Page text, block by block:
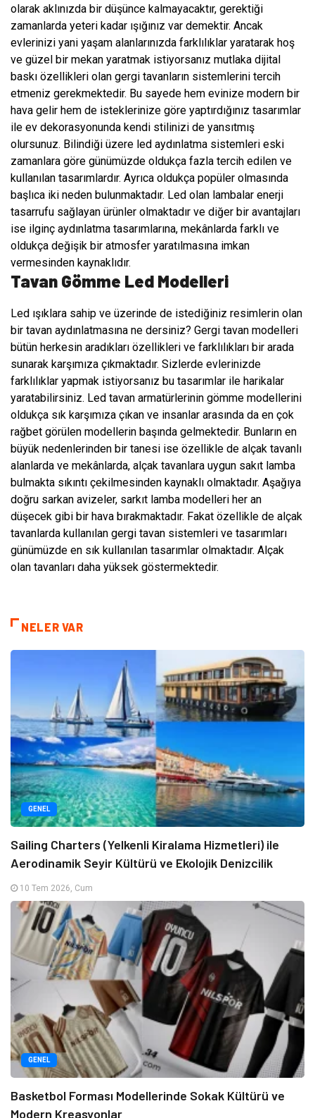
olarak aklınızda bir düşünce kalmayacaktır, gerektiği
zamanlarda yeteri kadar ışığınız var demektir. Ancak
evlerinizi yani yaşam alanlarınızda farklılıklar yaratarak hoş
ve güzel bir mekan yaratmak istiyorsanız mutlaka dijital
baskı özellikleri olan gergi tavanların sistemlerini tercih
etmeniz gerekmektedir. Bu sayede hem evinize modern bir
hava gelir hem de isteklerinize göre yaptırdığınız tasarımlar
ile ev dekorasyonunda kendi stilinizi de yansıtmış
olursunuz. Bilindiği üzere led aydınlatma sistemleri eski
zamanlara göre günümüzde oldukça fazla tercih edilen ve
kullanılan tasarımlardır. Ayrıca oldukça popüler olmasında
başlıca iki neden bulunmaktadır. Led olan lambalar enerji
tasarrufu sağlayan ürünler olmaktadır ve diğer bir avantajları
ise ilginç aydınlatma tasarımlarına, mekânlarda farklı ve
oldukça değişik bir atmosfer yaratılmasına imkan
vermesinden kaynaklıdır.
Tavan Gömme Led Modelleri
Led ışıklara sahip ve üzerinde de istediğiniz resimlerin olan
bir tavan aydınlatmasına ne dersiniz? Gergi tavan modelleri
bütün herkesin aradıkları özellikleri ve farklılıkları bir arada
sunarak karşımıza çıkmaktadır. Sizlerde evlerinizde
farklılıklar yapmak istiyorsanız bu tasarımlar ile harikalar
yaratabilirsiniz. Led tavan armatürlerinin gömme modellerini
oldukça sık karşımıza çıkan ve insanlar arasında da en çok
rağbet görülen modellerin başında gelmektedir. Bunların en
büyük nedenlerinden bir tanesi ise özellikle de alçak tavanlı
alanlarda ve mekânlarda, alçak tavanlara uygun sakıt lamba
bulmakta sıkıntı çekilmesinden kaynaklı olmaktadır. Aşağıya
doğru sarkan avizeler, sarkıt lamba modelleri her an
düşecek gibi bir hava bırakmaktadır. Fakat özellikle de alçak
tavanlarda kullanılan gergi tavan sistemleri ve tasarımları
günümüzde en sık kullanılan tasarımlar olmaktadır. Alçak
olan tavanları daha yüksek göstermektedir.
NELER VAR
GENEL
Sailing Charters (Yelkenli Kiralama Hizmetleri) ile
Aerodinamik Seyir Kültürü ve Ekolojik Denizcilik
10 Tem 2026, Cum
GENEL
Basketbol Forması Modellerinde Sokak Kültürü ve
Modern Kreasyonlar